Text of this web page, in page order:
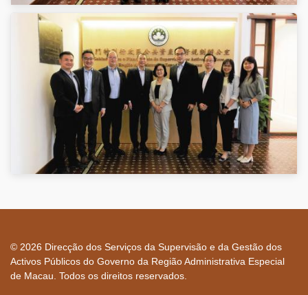
© 2026 Direcção dos Serviços da Supervisão e da Gestão dos
Activos Públicos do Governo da Região Administrativa Especial
de Macau. Todos os direitos reservados.